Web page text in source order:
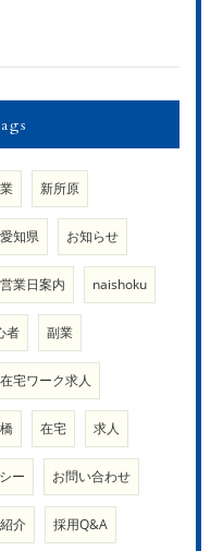
新所原
愛知県 お知らせ
営業日案内 naishoku
者 副業
在宅ワーク求人
在宅 求人
ー お問い合わせ
介 採用Q&A